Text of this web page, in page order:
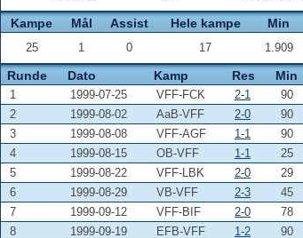
Kampe Mål Assist Hele kampe Min
25 1 0 17 1.909
Runde Dato Kamp Res Min
1 1999-07-25 VFF-FCK 2-1
90
2
1999-08-02 AaB-VFF 2-0
90
3
1999-08-08 VFF-AGF 1-1
90
4
1999-08-15 OB-VFF 1-1
25
5
1999-08-22 VFF-LBK 2-0
29
6
1999-08-29 VB-VFF 2-3
45
7
1999-09-12 VFF-BIF 2-0
78
8
1999-09-19 EFB-VFF 1-2
90